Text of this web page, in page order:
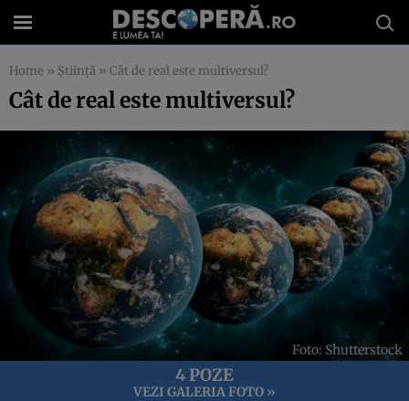
Home » Știință » Cât de real este multiversul?
Cât de real este multiversul?
Foto: Shutterstock
4 POZE
VEZI GALERIA FOTO »